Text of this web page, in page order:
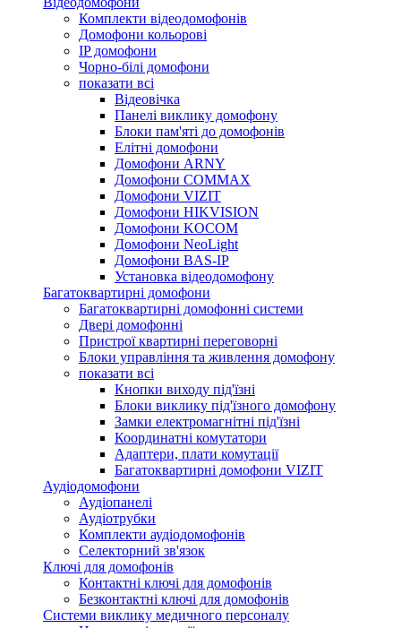
Комплекти відеодомофонів
Домофони кольорові
IP домофони
Чорно-білі домофони
показати всі
Відеовічка
Панелі виклику домофону
Блоки пам'яті до домофонів
Елітні домофони
Домофони ARNY
Домофони COMMAX
Домофони VIZIT
Домофони HIKVISION
Домофони KOCOM
Домофони NeoLight
Домофони BAS-IP
Установка відеодомофону
Багатоквартирні домофони
Багатоквартирні домофонні системи
Двері домофонні
Пристрої квартирні переговорні
Блоки управління та живлення домофону
показати всі
Кнопки виходу під'їзні
Блоки виклику під'їзного домофону
Замки електромагнітні під'їзні
Координатні комутатори
Адаптери, плати комутації
Багатоквартирні домофони VIZIT
Аудіодомофони
Аудіопанелі
Аудіотрубки
Комплекти аудіодомофонів
Селекторний зв'язок
Ключі для домофонів
Контактні ключі для домофонів
Безконтактні ключі для домофонів
Системи виклику медичного персоналу